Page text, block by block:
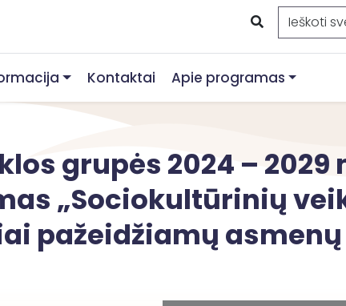
Kontaktai Apie programas
grupės 2024 – 2029
„Sociokultūrinių
pažeidžiamų asmenų